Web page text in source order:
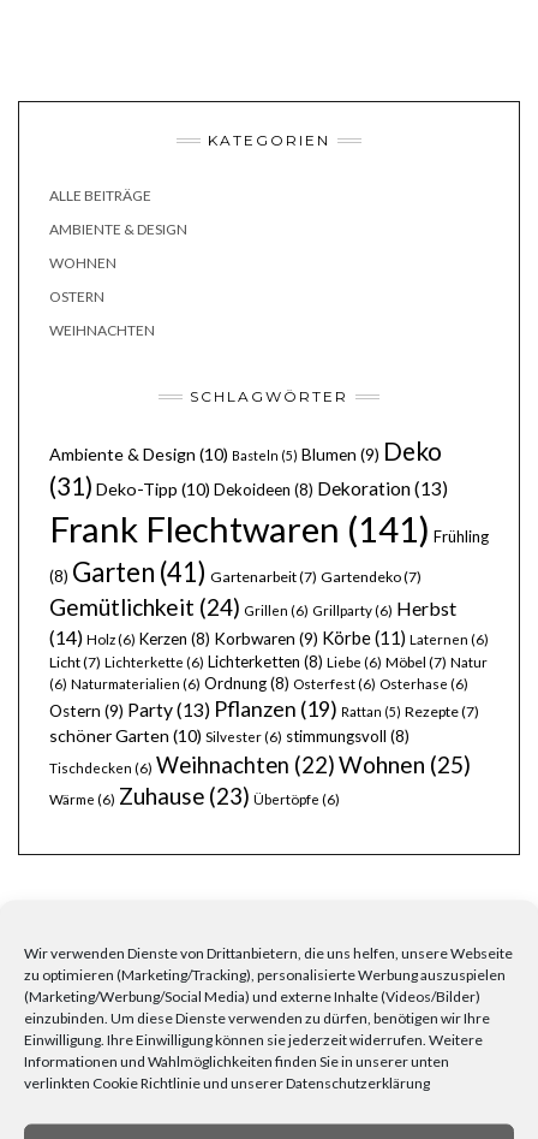
Wir verwenden Dienste von Drittanbietern, die uns helfen, unsere Webseite
zu optimieren (Marketing/Tracking), personalisierte Werbung auszuspielen
(Marketing/Werbung/Social Media) und externe Inhalte (Videos/Bilder)
einzubinden. Um diese Dienste verwenden zu dürfen, benötigen wir Ihre
Einwilligung. Ihre Einwilligung können sie jederzeit widerrufen. Weitere
Informationen und Wahlmöglichkeiten finden Sie in unserer unten
verlinkten Cookie Richtlinie und unserer Datenschutzerklärung
KATEGORIEN
ALLE BEITRÄGE
AMBIENTE & DESIGN
WOHNEN
OSTERN
WEIHNACHTEN
SCHLAGWÖRTER
Ambiente & Design (10) Basteln (5) Blumen (9) Deko
(31) Deko-Tipp (10) Dekoideen (8) Dekoration(13)
Frank Flechtwaren (141) Frühling
(8) Garten (41) Gartenarbeit(7) Gartendeko(7)
Gemütlichkeit (24) Grillen (6) Grillparty(6) Herbst
(14) Holz(6) Kerzen (8) Korbwaren (9) Körbe(11) Laternen (6)
Licht(7) Lichterkette (6) Lichterketten (8) Liebe (6) Möbel (7) Natur
(6) Naturmaterialien (6) Ordnung(8) Osterfest(6) Osterhase (6)
Ostern (9) Party(13) Pflanzen (19) Rattan (5) Rezepte(7)
schöner Garten (10) Silvester(6) stimmungsvoll (8)
Tischdecken (6) Weihnachten (22)Wohnen (25)
Wärme (6) Zuhause (23) Übertöpfe (6)
FRAGEN, ANREGUNGEN, WÜNSCHE?